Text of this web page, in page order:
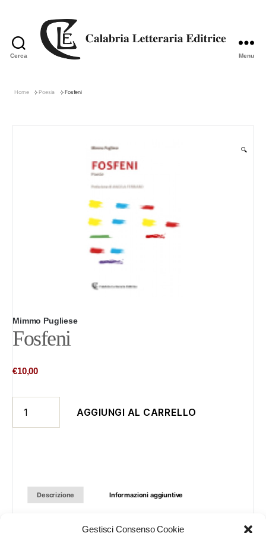
Gestisci Consenso Cookie
Cerca Menu
Home Poesia Fosfeni
🔍
Mimmo Pugliese
Fosfeni
€10,00
quantità
AGGIUNGI AL CARRELLO
Descrizione Informazioni aggiuntive
Necessità proveniente inevitabilmente dalle profondità dell’animo umano